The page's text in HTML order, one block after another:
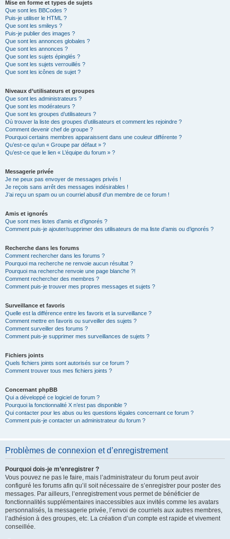
Mise en forme et types de sujets
Que sont les BBCodes ?
Puis-je utiliser le HTML ?
Que sont les smileys ?
Puis-je publier des images ?
Que sont les annonces globales ?
Que sont les annonces ?
Que sont les sujets épinglés ?
Que sont les sujets verrouillés ?
Que sont les icônes de sujet ?
Niveaux d’utilisateurs et groupes
Que sont les administrateurs ?
Que sont les modérateurs ?
Que sont les groupes d’utilisateurs ?
Où trouver la liste des groupes d’utilisateurs et comment les rejoindre ?
Comment devenir chef de groupe ?
Pourquoi certains membres apparaissent dans une couleur différente ?
Qu’est-ce qu’un « Groupe par défaut » ?
Qu’est-ce que le lien « L’équipe du forum » ?
Messagerie privée
Je ne peux pas envoyer de messages privés !
Je reçois sans arrêt des messages indésirables !
J’ai reçu un spam ou un courriel abusif d’un membre de ce forum !
Amis et ignorés
Que sont mes listes d’amis et d’ignorés ?
Comment puis-je ajouter/supprimer des utilisateurs de ma liste d’amis ou d’ignorés ?
Recherche dans les forums
Comment rechercher dans les forums ?
Pourquoi ma recherche ne renvoie aucun résultat ?
Pourquoi ma recherche renvoie une page blanche ?!
Comment rechercher des membres ?
Comment puis-je trouver mes propres messages et sujets ?
Surveillance et favoris
Quelle est la différence entre les favoris et la surveillance ?
Comment mettre en favoris ou surveiller des sujets ?
Comment surveiller des forums ?
Comment puis-je supprimer mes surveillances de sujets ?
Fichiers joints
Quels fichiers joints sont autorisés sur ce forum ?
Comment trouver tous mes fichiers joints ?
Concernant phpBB
Qui a développé ce logiciel de forum ?
Pourquoi la fonctionnalité X n’est pas disponible ?
Qui contacter pour les abus ou les questions légales concernant ce forum ?
Comment puis-je contacter un administrateur du forum ?
Problèmes de connexion et d’enregistrement
Pourquoi dois-je m’enregistrer ?
Vous pouvez ne pas le faire, mais l’administrateur du forum peut avoir
configuré les forums afin qu’il soit nécessaire de s’enregistrer pour poster des
messages. Par ailleurs, l’enregistrement vous permet de bénéficier de
fonctionnalités supplémentaires inaccessibles aux invités comme les avatars
personnalisés, la messagerie privée, l’envoi de courriels aux autres membres,
l’adhésion à des groupes, etc. La création d’un compte est rapide et vivement
conseillée.